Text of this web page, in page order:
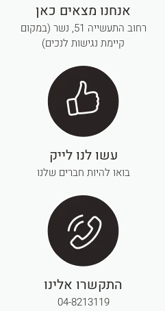
אנחנו מצאים כאן
רחוב התעשייה 51, נשר (במקום
קיימת נגישות לנכים)
עשו לנו לייק
בואו להיות חברים שלנו
התקשרו אלינו
04-8213119